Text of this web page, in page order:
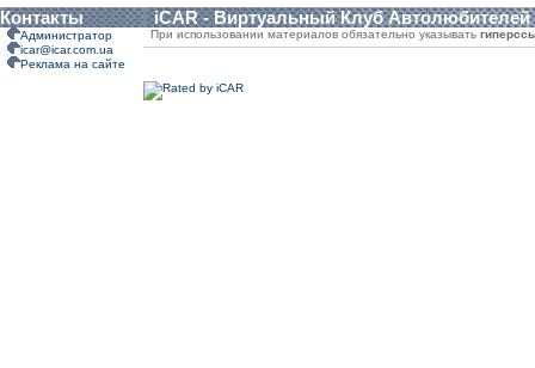
Контакты iCAR - Виртуальный Клуб Автолюбителей
Администратор
icar@icar.com.ua
Реклама на сайте
При использовании материалов обязательно указывать